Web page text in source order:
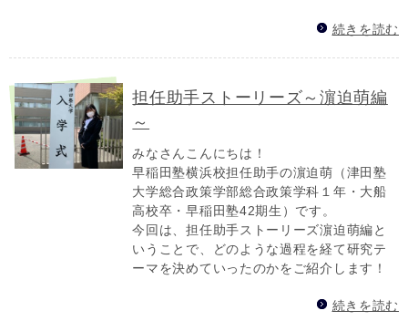
続きを読む
担任助手ストーリーズ～濵迫萌編
～
みなさんこんにちは！
早稲田塾横浜校担任助手の濵迫萌（津田塾
大学総合政策学部総合政策学科１年・大船
高校卒・早稲田塾42期生）です。
今回は、担任助手ストーリーズ濵迫萌編と
いうことで、どのような過程を経て研究テ
ーマを決めていったのかをご紹介します！
続きを読む